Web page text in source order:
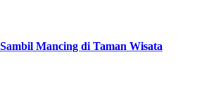
Mancing di Taman Wisata